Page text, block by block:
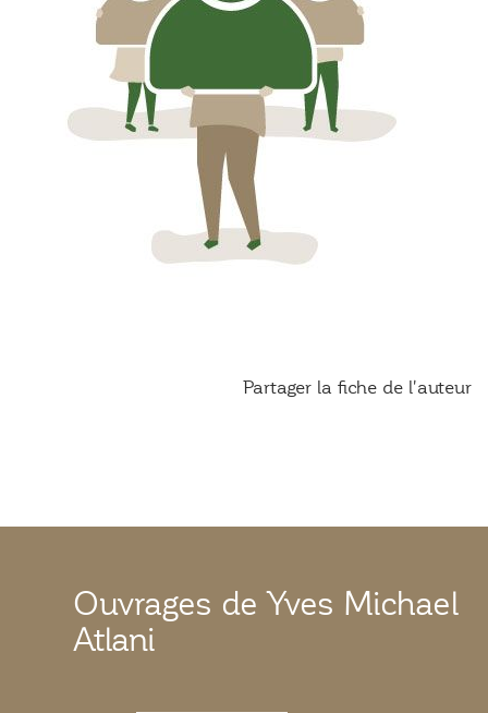
Partager la fiche de l'auteur
Ouvrages de Yves Michael
Atlani